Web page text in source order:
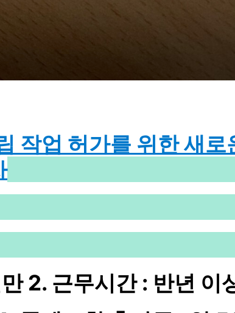
작업 허가를 위한 새로
2. 근무시간 : 반년 이